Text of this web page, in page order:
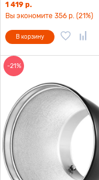
1 419 р.
Вы экономите 356 р. (21%)
В корзину
-21%